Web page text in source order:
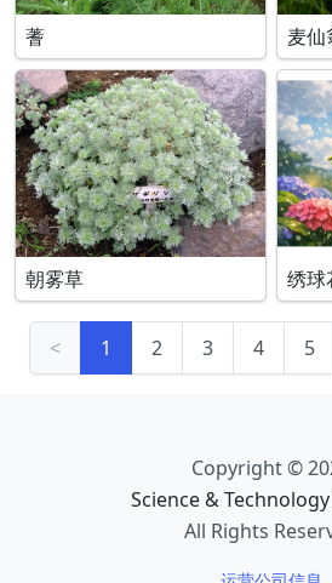
蓍 麦仙
朝雾草 绣球
< 1 2 3 4 5
Copyright ©
Science &
All Rights